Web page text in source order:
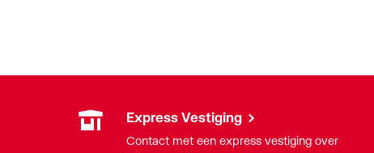
Express Vestiging
Contact met een express vestiging over